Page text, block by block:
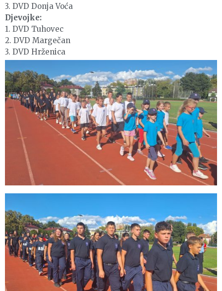
3. DVD Donja Voća
Djevojke:
1. DVD Tuhovec
2. DVD Margečan
3. DVD Hrženica